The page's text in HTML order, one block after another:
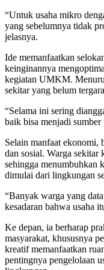
“Untuk usaha mikro
yang sebelumnya tidak
jelasnya.
Ide memanfaatkan
keinginannya
kegiatan UMKM.
sekitar yang belum
“Selama ini sering
baik bisa menjadi sumber
Selain manfaat
dan sosial. Warga sekitar
sehingga menumbuhkan
dimulai dari lingkungan
“Banyak warga yang
kesadaran bahwa usaha
Ke depan, ia berharap
masyarakat, khususnya
kreatif memanfaatkan
pentingnya pengelolaan